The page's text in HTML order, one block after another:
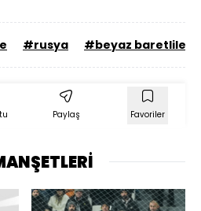
#rusya #beyaz baretliler
Paylaş Favoriler